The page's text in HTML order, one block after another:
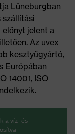
Lüneburgban
jelent a
Az uvex
kesztyűgyártó,
Európában
14001, ISO
a víz- és